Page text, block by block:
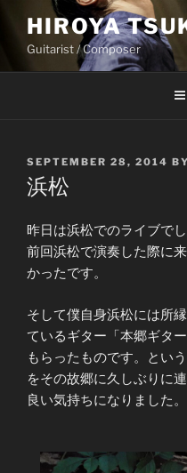
content
HIROYA
Guitarist / Composer
POSTED
ON
SEPTEMBER 28, 2014 BY
浜松
昨日は浜松でのライブで
前回浜松で演奏した際に
かったです。
そして僕自身浜松には所
ているギター「本郷ギタ
もらったものです。とい
をその故郷に久しぶりに
良い気持ちになりました。